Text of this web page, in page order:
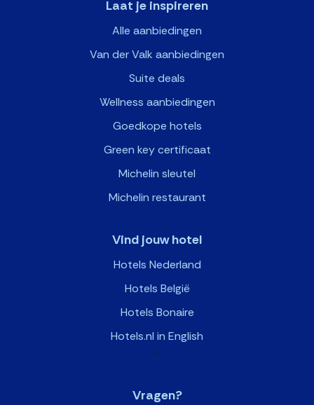
Laat je inspireren
Alle aanbiedingen
Van der Valk aanbiedingen
Suite deals
Wellness aanbiedingen
Goedkope hotels
Green key certificaat
Michelin sleutel
Michelin restaurant
Vind jouw hotel
Hotels Nederland
Hotels België
Hotels Bonaire
Hotels.nl in English
>
Vragen?